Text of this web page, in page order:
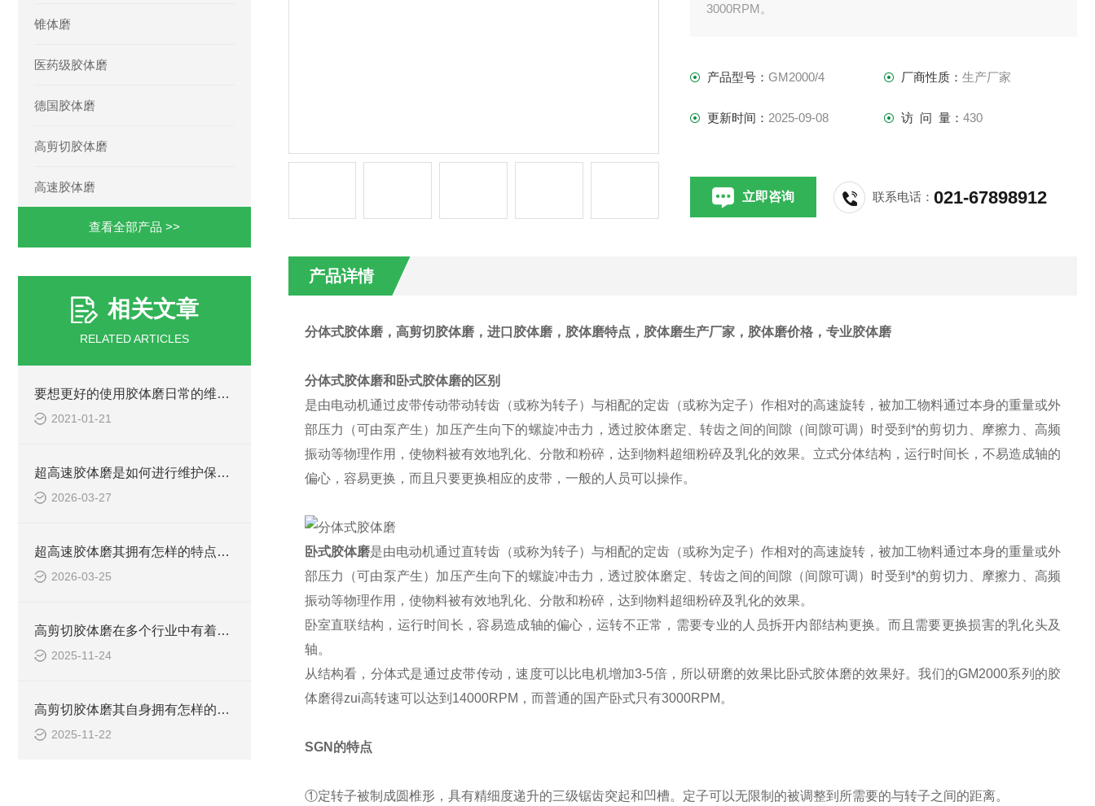
锥体磨
医药级胶体磨
德国胶体磨
高剪切胶体磨
高速胶体磨
查看全部产品 >>
相关文章
RELATED ARTICLES
要想更好的使用胶体磨日常的维护保养必*！
2021-01-21
超高速胶体磨是如何进行维护保养的？
2026-03-27
超高速胶体磨其拥有怎样的特点呢？
2026-03-25
高剪切胶体磨在多个行业中有着广泛的应用
2025-11-24
高剪切胶体磨其自身拥有怎样的作用呢？
2025-11-22
3000RPM。
产品型号：GM2000/4 厂商性质： 生产厂家
更新时间： 2025-09-08 访 问 量： 430
立即咨询 联系电话：021-67898912
产品详情
分体式胶体磨，高剪切胶体磨，进口胶体磨，胶体磨特点，胶体磨生产厂家，胶体磨价格，专业胶体磨
分体式胶体磨和卧式胶体磨的区别
是由电动机通过皮带传动带动转齿（或称为转子）与相配的定齿（或称为定子）作相对的高速旋转，被加工物料通过本身的重量或外
部压力（可由泵产生）加压产生向下的螺旋冲击力，透过胶体磨定、转齿之间的间隙（间隙可调）时受到*的剪切力、摩擦力、高频
振动等物理作用，使物料被有效地乳化、分散和粉碎，达到物料超细粉碎及乳化的效果。立式分体结构，运行时间长，不易造成轴的
偏心，容易更换，而且只要更换相应的皮带，一般的人员可以操作。
卧式胶体磨是由电动机通过直转齿（或称为转子）与相配的定齿（或称为定子）作相对的高速旋转，被加工物料通过本身的重量或外
部压力（可由泵产生）加压产生向下的螺旋冲击力，透过胶体磨定、转齿之间的间隙（间隙可调）时受到*的剪切力、摩擦力、高频
振动等物理作用，使物料被有效地乳化、分散和粉碎，达到物料超细粉碎及乳化的效果。
卧室直联结构，运行时间长，容易造成轴的偏心，运转不正常，需要专业的人员拆开内部结构更换。而且需要更换损害的乳化头及
轴。
从结构看，分体式是通过皮带传动，速度可以比电机增加3-5倍，所以研磨的效果比卧式胶体磨的效果好。我们的GM2000系列的胶
体磨得zui高转速可以达到14000RPM，而普通的国产卧式只有3000RPM。
SGN 的特点
①定转子被制成圆椎形，具有精细度递升的三级锯齿突起和凹槽。定子可以无限制的被调整到所需要的与转子之间的距离。